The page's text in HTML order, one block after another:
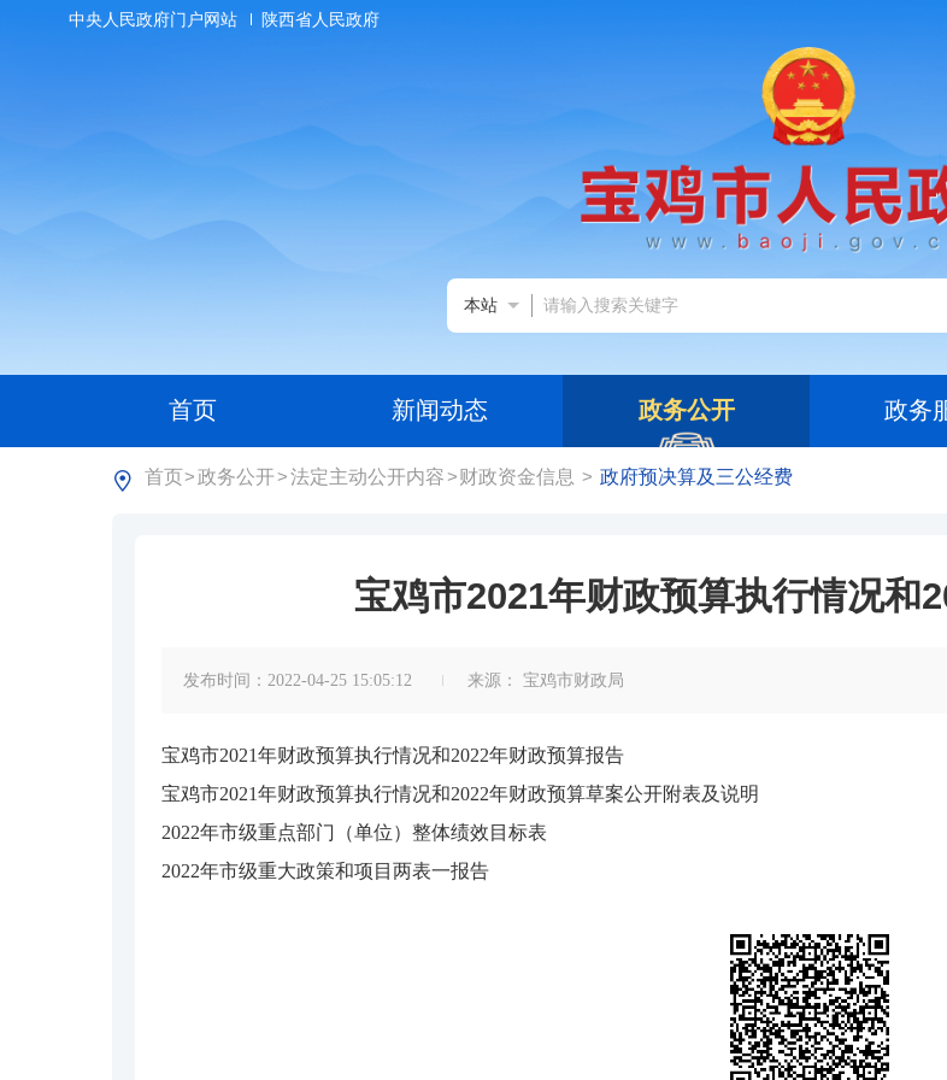
中央人民政府门户网站 陕西省人民政府
本站
首页 新闻动态 政务公开 政务
首页>政务公开>法定主动公开内容>财政资金信息 > 政府预决算及三公经费
宝鸡市2021年财政预算执行情况和
发布时间：2022-04-25 15:05:12 来源： 宝鸡市财政局
宝鸡市2021年财政预算执行情况和2022年财政预算报告
宝鸡市2021年财政预算执行情况和2022年财政预算草案公开附表及说明
2022年市级重点部门（单位）整体绩效目标表
2022年市级重大政策和项目两表一报告